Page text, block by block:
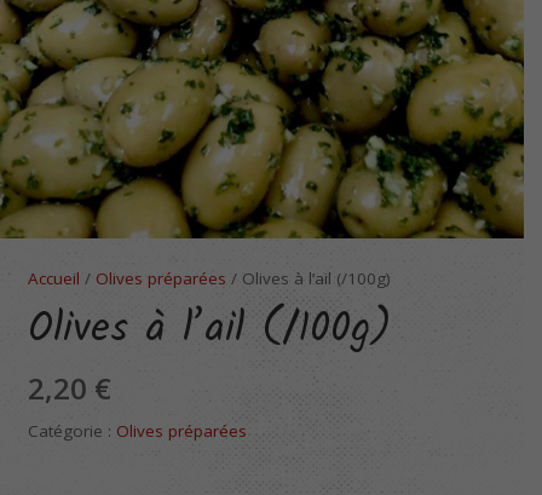
Accueil / Olives préparées / Olives à l’ail (/100g)
Olives à l’ail (/100g)
2,20 €
Catégorie : Olives préparées